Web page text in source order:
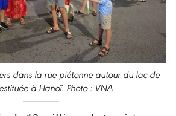
dans la rue piétonne autour du lac de
à Hanoï. Photo : VNA